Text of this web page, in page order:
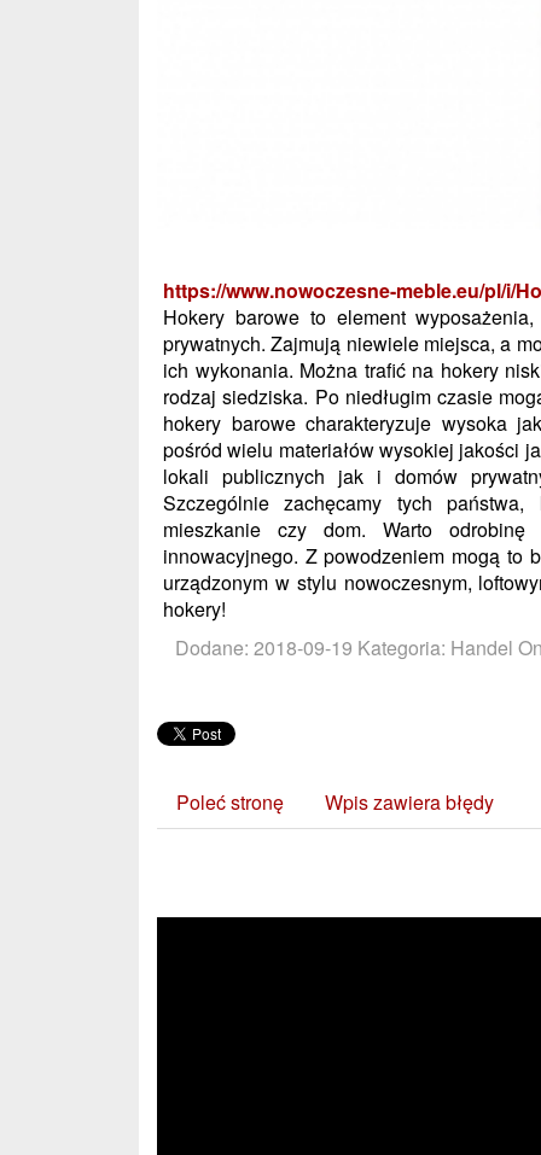
https://www.nowoczesne-meble.eu/pl/i/
Hokery barowe to element
prywatnych. Zajmują niewiele miejsca, a
ich wykonania. Można trafić na hokery
rodzaj siedziska. Po niedługim czasie
hokery barowe charakteryzuje wysoka
pośród wielu materiałów wysokiej jakości
lokali publicznych jak i domów
Szczególnie zachęcamy tych
mieszkanie czy dom. Warto
innowacyjnego. Z powodzeniem mogą to
urządzonym w stylu nowoczesnym,
hokery!
Dodane: 2018-09-19 Kategoria: Handel
Poleć stronę Wpis zawiera błędy